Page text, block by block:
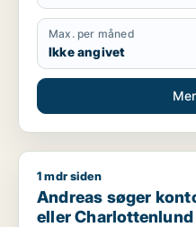
Max. per måned
Ikke angivet
Andreas søger kontor til
1 mdr siden
Andreas søger
eller Charlottenlund